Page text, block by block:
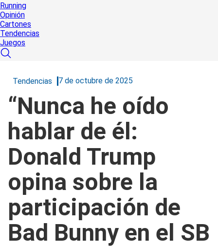
Running
Opinión
Cartones
Tendencias
Juegos
Tendencias 7 de octubre de 2025
“Nunca he oído
hablar de él:
Donald Trump
opina sobre la
participación de
Bad Bunny en el SB